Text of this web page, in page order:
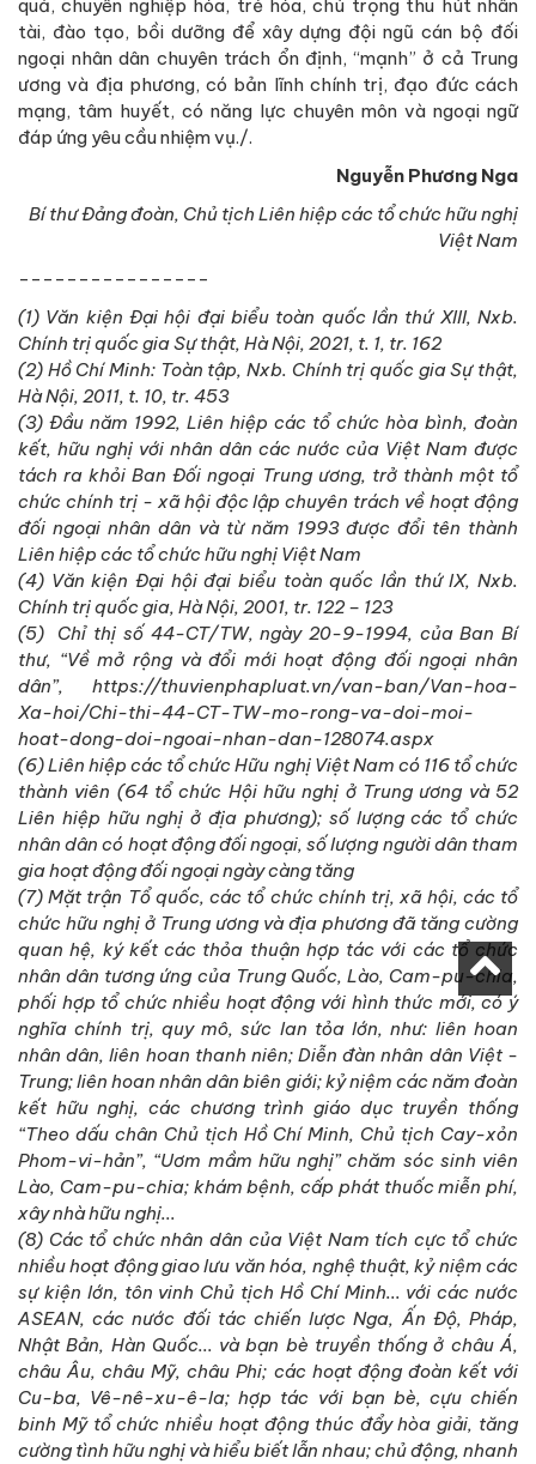
quả, chuyên nghiệp hóa, trẻ hóa, chú trọng thu hút nhân
tài, đào tạo, bồi dưỡng để xây dựng đội ngũ cán bộ đối
ngoại nhân dân chuyên trách ổn định, “mạnh” ở cả Trung
ương và địa phương, có bản lĩnh chính trị, đạo đức cách
mạng, tâm huyết, có năng lực chuyên môn và ngoại ngữ
đáp ứng yêu cầu nhiệm vụ./.
Nguyễn Phương Nga
Bí thư Đảng đoàn, Chủ tịch Liên hiệp các tổ chức hữu nghị
Việt Nam
----------------
(1) Văn kiện Đại hội đại biểu toàn quốc lần thứ XIII, Nxb.
Chính trị quốc gia Sự thật, Hà Nội, 2021, t. 1, tr. 162
(2) Hồ Chí Minh: Toàn tập, Nxb. Chính trị quốc gia Sự thật,
Hà Nội, 2011, t. 10, tr. 453
(3) Đầu năm 1992, Liên hiệp các tổ chức hòa bình, đoàn
kết, hữu nghị với nhân dân các nước của Việt Nam được
tách ra khỏi Ban Đối ngoại Trung ương, trở thành một tổ
chức chính trị - xã hội độc lập chuyên trách về hoạt động
đối ngoại nhân dân và từ năm 1993 được đổi tên thành
Liên hiệp các tổ chức hữu nghị Việt Nam
(4) Văn kiện Đại hội đại biểu toàn quốc lần thứ IX, Nxb.
Chính trị quốc gia, Hà Nội, 2001, tr. 122 – 123
(5) Chỉ thị số 44-CT/TW, ngày 20-9-1994, của Ban Bí
thư, “Về mở rộng và đổi mới hoạt động đối ngoại nhân
dân”, https://thuvienphapluat.vn/van-ban/Van-hoa-
Xa-hoi/Chi-thi-44-CT-TW-mo-rong-va-doi-moi-
hoat-dong-doi-ngoai-nhan-dan-128074.aspx
(6) Liên hiệp các tổ chức Hữu nghị Việt Nam có 116 tổ chức
thành viên (64 tổ chức Hội hữu nghị ở Trung ương và 52
Liên hiệp hữu nghị ở địa phương); số lượng các tổ chức
nhân dân có hoạt động đối ngoại, số lượng người dân tham
gia hoạt động đối ngoại ngày càng tăng
(7) Mặt trận Tổ quốc, các tổ chức chính trị, xã hội, các tổ
chức hữu nghị ở Trung ương và địa phương đã tăng cường
quan hệ, ký kết các thỏa thuận hợp tác với các tổ chức
nhân dân tương ứng của Trung Quốc, Lào, Cam-pu-chia,
phối hợp tổ chức nhiều hoạt động với hình thức mới, có ý
nghĩa chính trị, quy mô, sức lan tỏa lớn, như: liên hoan
nhân dân, liên hoan thanh niên; Diễn đàn nhân dân Việt -
Trung; liên hoan nhân dân biên giới; kỷ niệm các năm đoàn
kết hữu nghị, các chương trình giáo dục truyền thống
“Theo dấu chân Chủ tịch Hồ Chí Minh, Chủ tịch Cay-xỏn
Phom-vi-hản”, “Uơm mầm hữu nghị” chăm sóc sinh viên
Lào, Cam-pu-chia; khám bệnh, cấp phát thuốc miễn phí,
xây nhà hữu nghị...
(8) Các tổ chức nhân dân của Việt Nam tích cực tổ chức
nhiều hoạt động giao lưu văn hóa, nghệ thuật, kỷ niệm các
sự kiện lớn, tôn vinh Chủ tịch Hồ Chí Minh... với các nước
ASEAN, các nước đối tác chiến lược Nga, Ấn Độ, Pháp,
Nhật Bản, Hàn Quốc... và bạn bè truyền thống ở châu Á,
châu Âu, châu Mỹ, châu Phi; các hoạt động đoàn kết với
Cu-ba, Vê-nê-xu-ê-la; hợp tác với bạn bè, cựu chiến
binh Mỹ tổ chức nhiều hoạt động thúc đẩy hòa giải, tăng
cường tình hữu nghị và hiểu biết lẫn nhau; chủ động, nhanh